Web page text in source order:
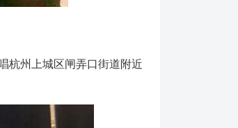
杭州上城区闸弄口街道附近